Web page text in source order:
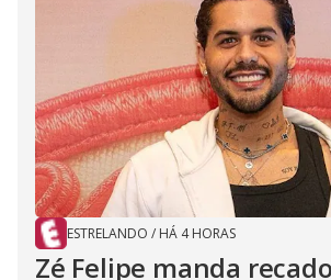
ESTRELANDO / HÁ 4 HORAS
Zé Felipe manda